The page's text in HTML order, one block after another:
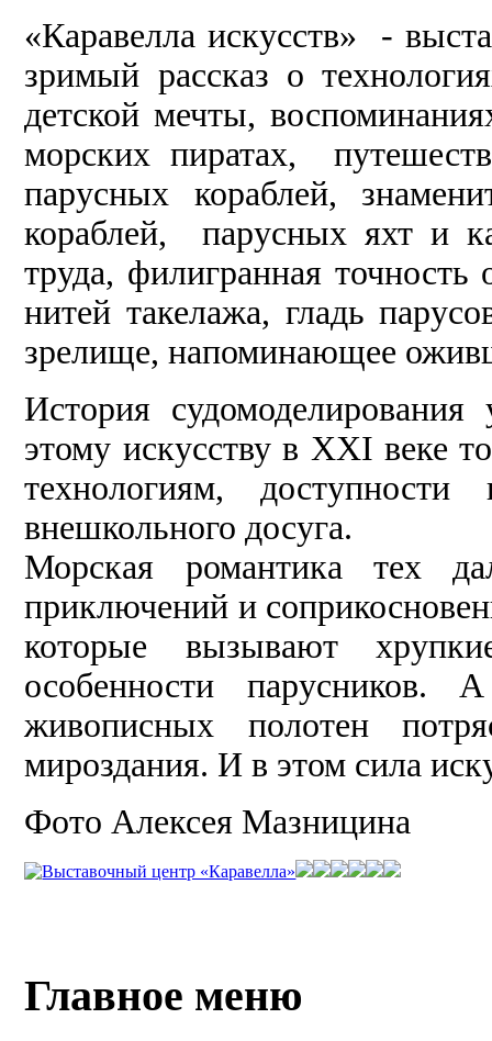
«Каравелла искусств» -
зримый рассказ о
детской мечты,
морских пиратах,
парусных кораблей,
кораблей, парусных яхт и
труда, филигранная точность
нитей такелажа, гладь
зрелище, напоминающее
История
этому искусству в XXI веке
технологиям,
внешкольного досуга.
Морская романтика тех
приключений и
которые вызывают
особенности парусников.
живописных полотен
мироздания. И в этом сила
Фото Алексея Мазницина
Главное меню